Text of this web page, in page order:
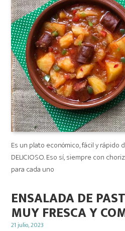
Es un plato económico, fácil y rápido
DELICIOSO. Eso sí, siempre con
para cada uno
ENSALADA DE
MUY FRESCA Y
Posted
21 julio, 2023